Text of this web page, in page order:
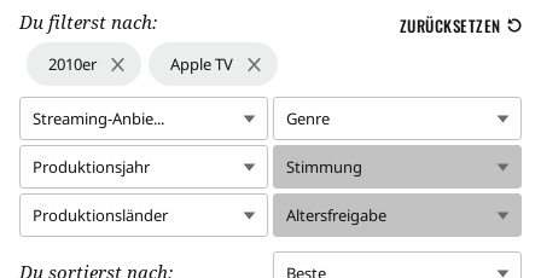
Du filterst nach: ZURÜCKSETZEN
2010er Apple TV
Streaming-Anbie... Genre
Produktionsjahr Stimmung
Produktionsländer Altersfreigabe
Du sortierst nach: Beste